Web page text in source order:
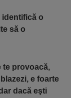
identifică o
să o
te provoacă,
e foarte
dacă eşti